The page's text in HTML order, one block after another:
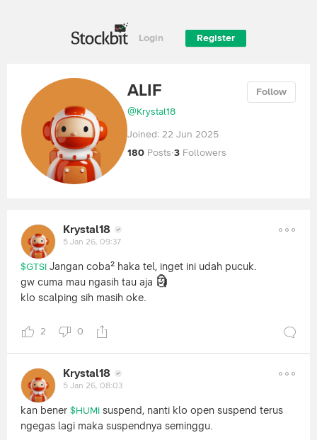
Login Register
ALIF
@ Krystal18
Follow
Joined: 22 Jun 2025
180 Posts·3 Followers
Krystal18
5 Jan 26, 09:37
$GTSI Jangan coba² haka tel, inget ini udah pucuk.
gw cuma mau ngasih tau aja 🗿
klo scalping sih masih oke.
2 0
Krystal18
5 Jan 26, 08:03
kan bener $HUMI
suspend, nanti klo open suspend terus
ngegas lagi maka suspendnya seminggu.